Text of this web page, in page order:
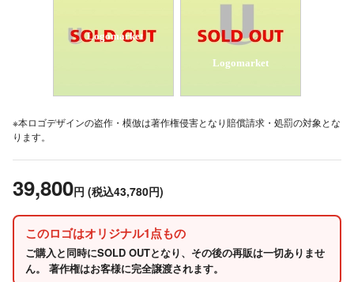
Logomarket
Logomarket
※本ロゴデザインの盗作・模倣は著作権侵害となり賠償請求・処罰の対象とな
ります。
39,800円 (税込43,780円)
このロゴはオリジナル1点もの
ご購入と同時にSOLD OUTとなり、その後の再販は一切ありませ
ん。 著作権はお客様に完全譲渡されます。